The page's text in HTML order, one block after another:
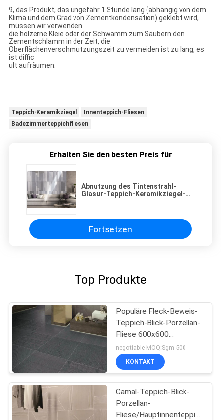
9, das Produkt, das ungefähr 1 Stunde lang (abhängig von dem
Klima und dem Grad von Zementkondensation) geklebt wird,
müssen wir verwenden
die hölzerne Kleie oder der Schwamm zum Säubern den
Zementschlamm in der Zeit, die
Oberflächenverschmutzungszeit zu vermeiden ist zu lang, es
ist diffic
ult aufräumen.
Teppich-Keramikziegel
Innenteppich-Fliesen
Badezimmerteppichfliesen
Erhalten Sie den besten Preis für
Abnutzung des Tintenstrahl-
Glasur-Teppich-Keramikziegel-
Fortsetzen
Top Produkte
Populäre Fleck-Beweis-
Teppich-Blick-Porzellan-
Fliese 600x600
Millimeter Frost
beständig
negotiable MOQ:Sgm 500
KONTAKT
Camal-Teppich-Blick-
Porzellan-
Fliese/Hauptinnenteppich